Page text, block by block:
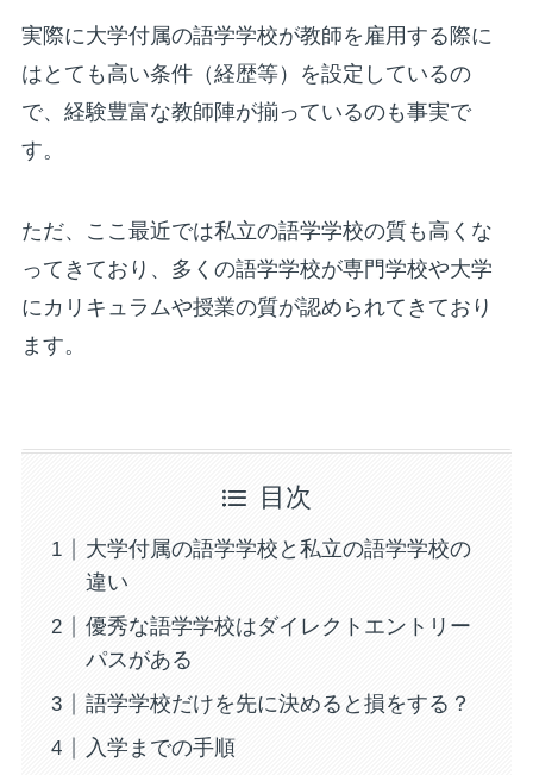
実際に大学付属の語学学校が教師を雇用する際に
はとても高い条件（経歴等）を設定しているの
で、経験豊富な教師陣が揃っているのも事実で
す。
ただ、ここ最近では私立の語学学校の質も高くな
ってきており、多くの語学学校が専門学校や大学
にカリキュラムや授業の質が認められてきており
ます。
目次
大学付属の語学学校と私立の語学学校の
違い
優秀な語学学校はダイレクトエントリー
パスがある
語学学校だけを先に決めると損をする？
入学までの手順